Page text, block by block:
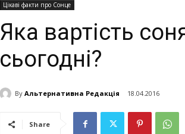
Цікаві факти про Сонце
Яка вартість
сьогодні?
By Альтернативна Редакція 18.04.2016
Share